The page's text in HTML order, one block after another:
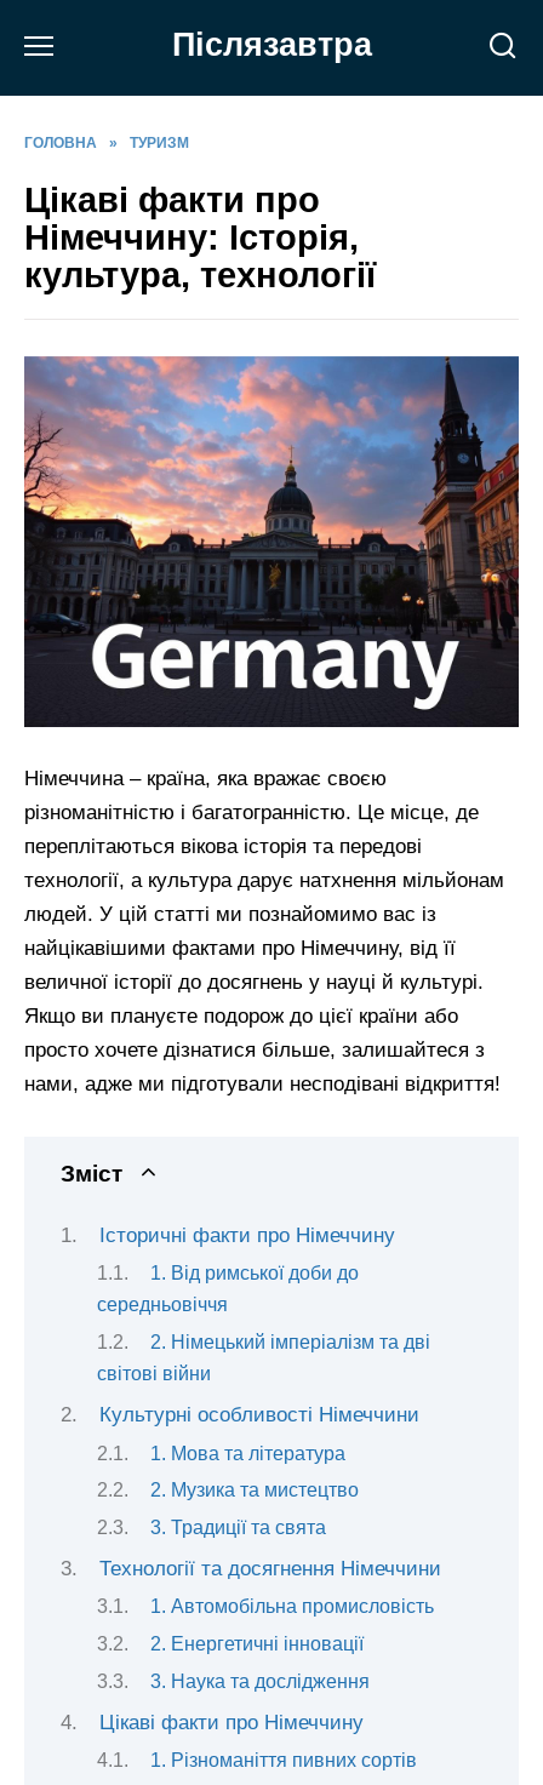
Післязавтра
ГОЛОВНА » ТУРИЗМ
Цікаві факти про
Німеччину: Історія,
культура, технології
Німеччина – країна, яка вражає своєю
різноманітністю і багатогранністю. Це місце, де
переплітаються вікова історія та передові
технології, а культура дарує натхнення мільйонам
людей. У цій статті ми познайомимо вас із
найцікавішими фактами про Німеччину, від її
величної історії до досягнень у науці й культурі.
Якщо ви плануєте подорож до цієї країни або
просто хочете дізнатися більше, залишайтеся з
нами, адже ми підготували несподівані відкриття!
Зміст
Історичні факти про Німеччину
1. Від римської доби до
середньовіччя
2. Німецький імперіалізм та дві
світові війни
Культурні особливості Німеччини
1. Мова та література
2. Музика та мистецтво
3. Традиції та свята
Технології та досягнення Німеччини
1. Автомобільна промисловість
2. Енергетичні інновації
3. Наука та дослідження
Цікаві факти про Німеччину
1. Різноманіття пивних сортів